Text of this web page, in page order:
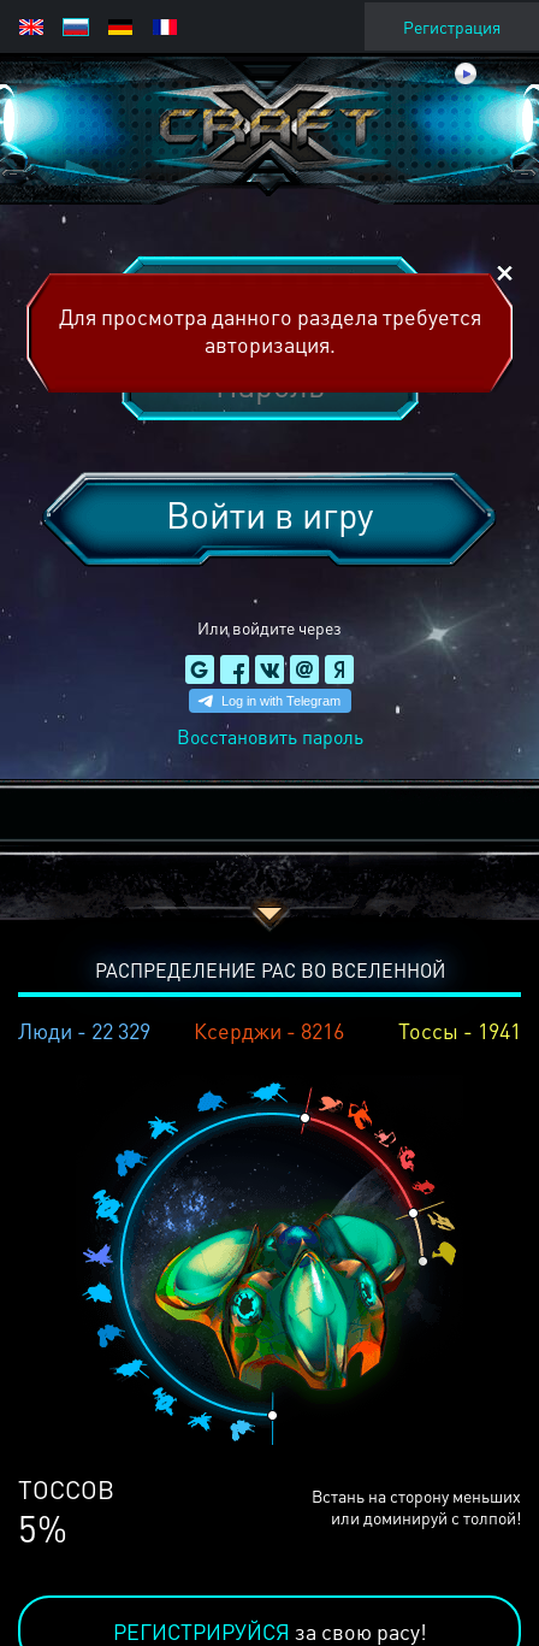
Регистрация
Или войдите через
Войти в игру
Восстановить пароль
Для просмотра данного раздела требуется
авторизация.
РАСПРЕДЕЛЕНИЕ РАС ВО ВСЕЛЕННОЙ
Люди - 22 329 Ксерджи - 8216 Тоссы - 1941
ЛЮДЕЙ
68%
Встань на сторону меньших
или доминируй с толпой!
РЕГИСТРИРУЙСЯ за свою расу!